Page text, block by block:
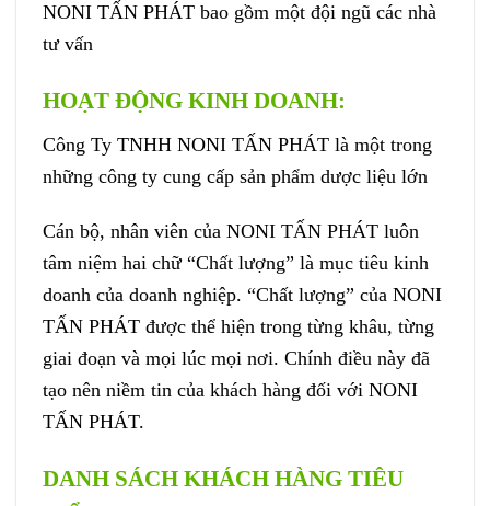
NONI TẤN PHÁT bao gồm một đội ngũ các nhà
tư vấn
HOẠT ĐỘNG KINH DOANH:
Công Ty TNHH NONI TẤN PHÁT là một trong
những công ty cung cấp sản phẩm dược liệu lớn
Cán bộ, nhân viên của NONI TẤN PHÁT luôn
tâm niệm hai chữ “Chất lượng” là mục tiêu kinh
doanh của doanh nghiệp. “Chất lượng” của NONI
TẤN PHÁT được thể hiện trong từng khâu, từng
giai đoạn và mọi lúc mọi nơi. Chính điều này đã
tạo nên niềm tin của khách hàng đối với NONI
TẤN PHÁT.
DANH SÁCH KHÁCH HÀNG TIÊU